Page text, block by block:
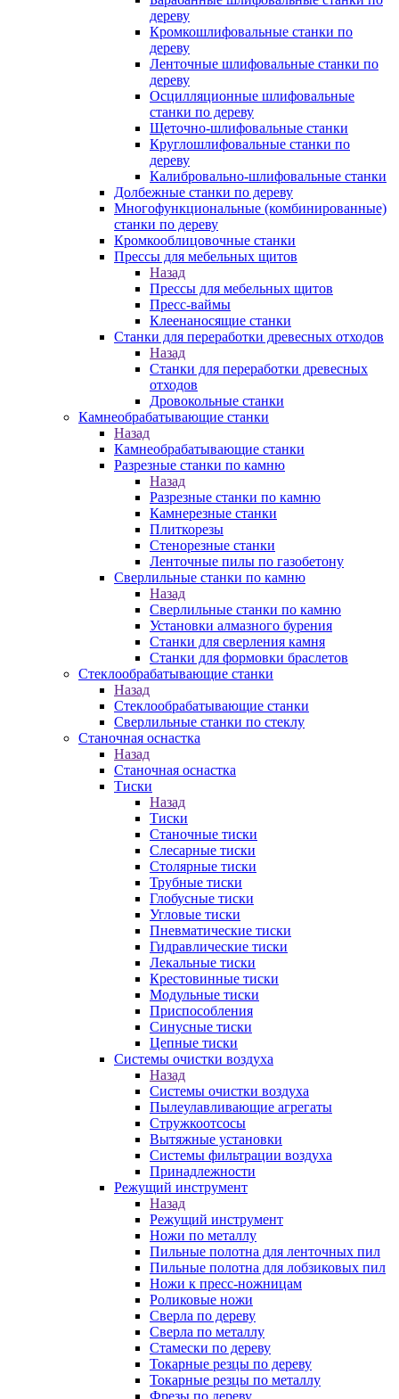
дереву
Кромкошлифовальные станки по
дереву
Ленточные шлифовальные станки по
дереву
Осцилляционные шлифовальные
станки по дереву
Щеточно-шлифовальные станки
Круглошлифовальные станки по
дереву
Калибровально-шлифовальные станки
Долбежные станки по дереву
Многофункциональные (комбинированные)
станки по дереву
Кромкооблицовочные станки
Прессы для мебельных щитов
Назад
Прессы для мебельных щитов
Пресс-ваймы
Клеенаносящие станки
Станки для переработки древесных отходов
Назад
Станки для переработки древесных
отходов
Дровокольные станки
Камнеобрабатывающие станки
Назад
Камнеобрабатывающие станки
Разрезные станки по камню
Назад
Разрезные станки по камню
Камнерезные станки
Плиткорезы
Стенорезные станки
Ленточные пилы по газобетону
Сверлильные станки по камню
Назад
Сверлильные станки по камню
Установки алмазного бурения
Станки для сверления камня
Станки для формовки браслетов
Стеклообрабатывающие станки
Назад
Стеклообрабатывающие станки
Сверлильные станки по стеклу
Станочная оснастка
Назад
Станочная оснастка
Тиски
Назад
Тиски
Станочные тиски
Слесарные тиски
Столярные тиски
Трубные тиски
Глобусные тиски
Угловые тиски
Пневматические тиски
Гидравлические тиски
Лекальные тиски
Крестовинные тиски
Модульные тиски
Приспособления
Синусные тиски
Цепные тиски
Системы очистки воздуха
Назад
Системы очистки воздуха
Пылеулавливающие агрегаты
Стружкоотсосы
Вытяжные установки
Системы фильтрации воздуха
Принадлежности
Режущий инструмент
Назад
Режущий инструмент
Ножи по металлу
Пильные полотна для ленточных пил
Пильные полотна для лобзиковых пил
Ножи к пресс-ножницам
Роликовые ножи
Сверла по дереву
Сверла по металлу
Стамески по дереву
Токарные резцы по дереву
Токарные резцы по металлу
Фрезы по дереву